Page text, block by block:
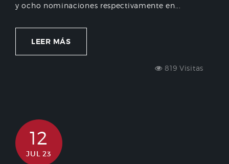
y ocho nominaciones respectivamente en...
LEER MÁS
819 Visitas
12
JUL 23